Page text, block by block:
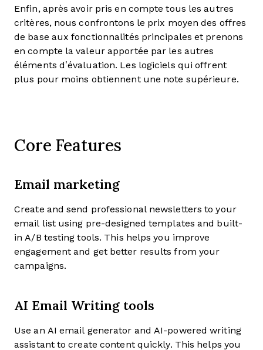
Enfin, après avoir pris en compte tous les autres
critères, nous confrontons le prix moyen des offres
de base aux fonctionnalités principales et prenons
en compte la valeur apportée par les autres
éléments d’évaluation. Les logiciels qui offrent
plus pour moins obtiennent une note supérieure.
Core Features
Email marketing
Create and send professional newsletters to your
email list using pre-designed templates and built-
in A/B testing tools. This helps you improve
engagement and get better results from your
campaigns.
AI Email Writing tools
Use an AI email generator and AI-powered writing
assistant to create content quickly. This helps you